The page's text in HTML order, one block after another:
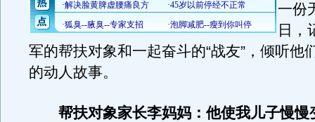
一份
日，
军的帮扶对象和一起奋斗的“战友”，倾听他
的动人故事。
帮扶对象家长李妈妈：他使我儿子慢慢